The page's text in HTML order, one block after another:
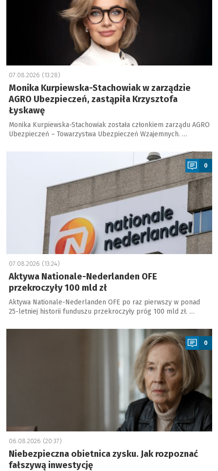
07.08.2026 (13:28)
Monika Kurpiewska-Stachowiak w zarządzie
AGRO Ubezpieczeń, zastąpiła Krzysztofa
Łyskawę
Monika Kurpiewska-Stachowiak została członkiem zarządu AGRO
Ubezpieczeń – Towarzystwa Ubezpieczeń Wzajemnych. …
0
07.08.2026 (13:24)
Aktywa Nationale-Nederlanden OFE
przekroczyły 100 mld zł
Aktywa Nationale-Nederlanden OFE po raz pierwszy w ponad
25-letniej historii funduszu przekroczyły próg 100 mld zł. …
a
0
06.08.2026 (20:37)
Niebezpieczna obietnica zysku. Jak rozpoznać
fałszywą inwestycję